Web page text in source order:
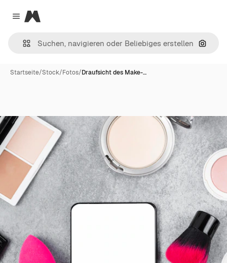
Close menu
Magnific
Nach
Startseite/Stock/Fotos/Draufsicht des Make-…